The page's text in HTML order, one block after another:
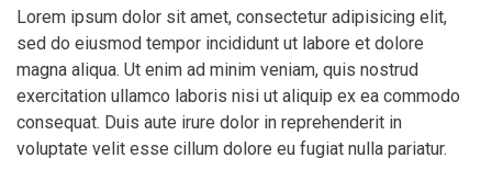
Lorem ipsum dolor sit amet, consectetur adipisicing elit,
sed do eiusmod tempor incididunt ut labore et dolore
magna aliqua. Ut enim ad minim veniam, quis nostrud
exercitation ullamco laboris nisi ut aliquip ex ea commodo
consequat. Duis aute irure dolor in reprehenderit in
voluptate velit esse cillum dolore eu fugiat nulla pariatur.